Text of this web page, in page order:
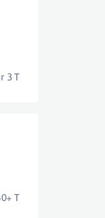
3 T
T